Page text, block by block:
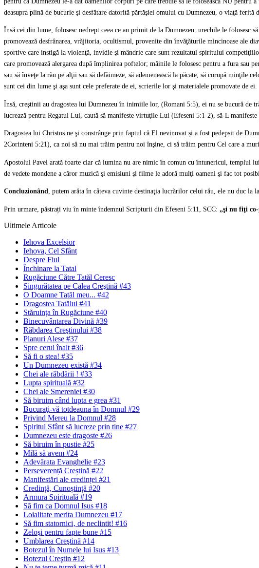
deasupra plină de bucurie şi desfătare datorită părtăşiei omului cu Dumnezeu, o viaţă ferită
Însă cei din lume, folosesc nedrept ceea ce au primit de la Dumnezeu: urechile le
promovează desfrânarea, vrăjitoria, ocultismul, provenite din învăţăturile mincinoase ale
sportive care instigă la violenţă, invidie şi mândrie care sunt rezultatul spiritului
care promovează alergarea după împlinirea poftelor; mâinile le folosesc pentru a fura sau
sau să înveţe la rău pe alţii sau să defăimeze, să ademenească la păcate, să corupă minţile
sunt cei din lume şi aşa sunt cele preferate de ei, scrierile lor şi materialele promovate de ei.
Însă, creştinii au dragostea lui Dumnezeu în inimiile lor, (Romani 5:5), ei nu se bucură de
lucrează pentru Regatul Lui, caută să manifeste virtuţile Lui (Efeseni 5:1-2), să-L
Dragostea lui Christos ne şi constrânge prin faptul că El nevinovat și a fost pedepsit de
2Corinteni 5:21), ca noi să nu mai trăim pentru noi înşine, ci să trăim pentru Cel care a
Apostolul Pavel arată foarte clar că lumina nu are nimic în comun cu întunericul, templul
de vedete mondene a căror muzică şi emisiuni şi filme le adoră mulţi oameni şi fac tot
Concluzionând, putem arăta în câteva cuvinte destinaţia lucrărilor celui rău, ele nu duc
Prin urmare, păstrați viu în minte îndemnul Scripturii din Efeseni 5:11, SCC: „şi nu fiţi
Ultimele Articole
Iehova Excelsior
Iehova, Cel Sfânt
Despre Fiul
Închinare la Tatal
Rugăciune Către Tatăl Ceresc
Singurătatea pe Calea Creştină #43
O Doamne Tatăl meu... #42
Dragostea Tatălui #41
Stăruinţa în Rugăciune #40
Binecuvântarea Divină #39
Răbdarea Creştinului #38
Planuri Alese #37
Spre cerul înalt #36
Să fi o stea! #35
Un Dumnezeu există #34
Chei ale răbdării ! #33
Lupta spirituală #32
Chei ale Smereniei #30
Să biruim când lupta e grea #31
Bucuraţi-vă totdeauna în Domnul #29
Privind Mereu la Domnul #28
Spiritul Sfânt să lucreze prin tine #27
Dumnezeu este dragoste #26
Să biruim în pustie #25
Milă să avem #24
Adevărata Evanghelie #23
Perseverență Creștină #22
Manifestări ale credinței #21
Credință, Cunoștință #20
Armura Spirituală #19
Să fim ca Domnul Isus #18
Loialitate merita Dumnezeu #17
Să fim statornici‚ de neclintit! #16
Zeloşi pentru fapte bune #15
Umblarea Creştină #14
Botezul în Numele lui Isus #13
Botezul Creştin #12